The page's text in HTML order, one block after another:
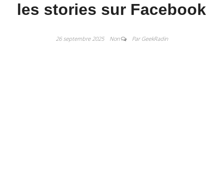
les stories sur Facebook
26 septembre 2025 Non Par GeekRadin